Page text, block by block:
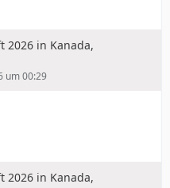
2026 in Kanada,
um 00:29
2026 in Kanada,